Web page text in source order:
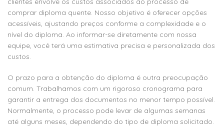
comprar diploma quente. Nosso objetivo é oferecer opções
acessíveis, ajustando preços conforme a complexidade e o
nível do diploma. Ao informar-se diretamente com nossa
equipe, você terá uma estimativa precisa e personalizada dos
custos.
O prazo para a obtenção do diploma é outra preocupação
comum. Trabalhamos com um rigoroso cronograma para
garantir a entrega dos documentos no menor tempo possível.
Normalmente, o processo pode levar de algumas semanas
até alguns meses, dependendo do tipo de diploma solicitado.